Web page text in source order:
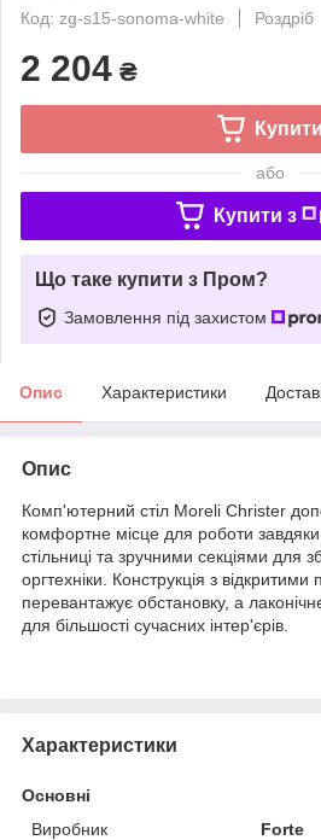
Код: zg-s15-sonoma-white
Роздріб
2 204 ₴
Купити
або
Купити з
Що таке купити з Пром?
Замовлення під захистом
Опис Характеристики
Опис
Комп'ютерний стіл Moreli Christer
комфортне місце для роботи
стільниці та зручними секціями для
оргтехніки. Конструкція з
перевантажує обстановку, а
для більшості сучасних інтер'єрів.
Характеристики
Основні
Виробник
Forte